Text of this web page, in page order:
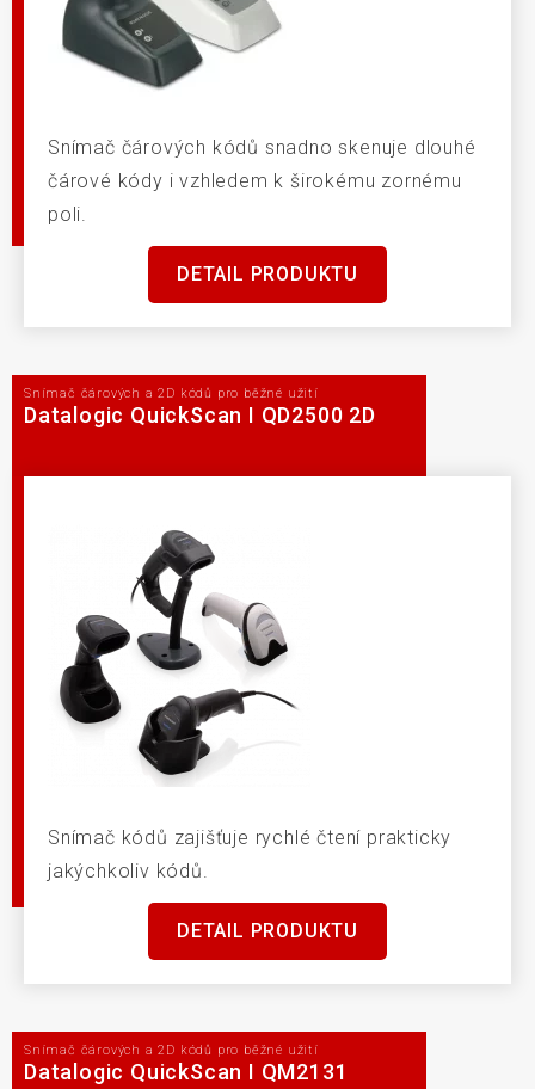
Snímač čárových kódů snadno skenuje dlouhé
čárové kódy i vzhledem k širokému zornému
poli.
DETAIL PRODUKTU
Snímač čárových a 2D kódů pro běžné užití
Datalogic QuickScan I QD2500 2D
Snímač kódů zajišťuje rychlé čtení prakticky
jakýchkoliv kódů.
DETAIL PRODUKTU
Snímač čárových a 2D kódů pro běžné užití
Datalogic QuickScan I QM2131